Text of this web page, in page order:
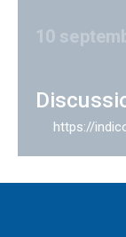
10
https://